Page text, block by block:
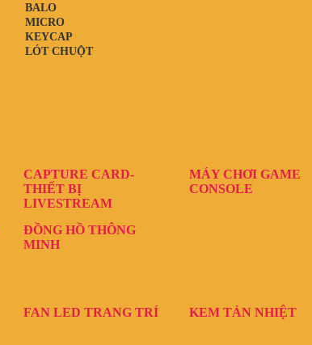
LÓT CHUỘT
KEYCAP
MICRO
BALO
CAPTURE CARD-
THIẾT BỊ
LIVESTREAM
MÁY CHƠI GAME
CONSOLE
ĐỒNG HỒ THÔNG
MINH
FAN LED TRANG TRÍ KEM TẢN NHIỆT